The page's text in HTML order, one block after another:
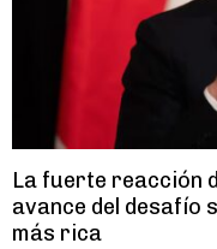
La fuerte reacción
avance del desafío
más rica